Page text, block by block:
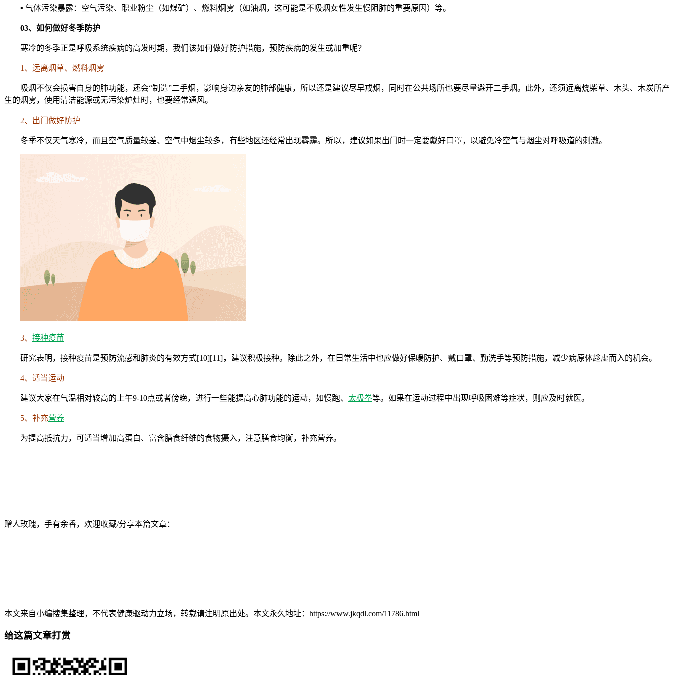
▪ 气体污染暴露：空气污染、职业粉尘（如煤矿）、燃料烟雾（如油烟，这可能是不吸烟女性发生慢阻肺的重要原因）等。
03、如何做好冬季防护
寒冷的冬季正是呼吸系统疾病的高发时期，我们该如何做好防护措施，预防疾病的发生或加重呢？
1、远离烟草、燃料烟雾
吸烟不仅会损害自身的肺功能，还会“制造”二手烟，影响身边亲友的肺部健康，所以还是建议尽早戒烟，同时在公共场所也要尽量避开二手烟。此外，还须远离烧柴草、木头、木炭所产
生的烟雾，使用清洁能源或无污染炉灶时，也要经常通风。
2、出门做好防护
冬季不仅天气寒冷，而且空气质量较差、空气中烟尘较多，有些地区还经常出现雾霾。所以，建议如果出门时一定要戴好口罩，以避免冷空气与烟尘对呼吸道的刺激。
3、 接种疫苗
研究表明，接种疫苗是预防流感和肺炎的有效方式[10][11]，建议积极接种。除此之外，在日常生活中也应做好保暖防护、戴口罩、勤洗手等预防措施，减少病原体趁虚而入的机会。
4、适当运动
建议大家在气温相对较高的上午9-10点或者傍晚，进行一些能提高心肺功能的运动，如慢跑、 太极拳等。如果在运动过程中出现呼吸困难等症状，则应及时就医。
5、补充营养
为提高抵抗力，可适当增加高蛋白、富含膳食纤维的食物摄入，注意膳食均衡，补充营养。
赠人玫瑰，手有余香，欢迎收藏/分享本篇文章：
本文来自小编搜集整理，不代表健康驱动力立场，转载请注明原出处。本文永久地址：https://www.jkqdl.com/11786.html
给这篇文章打赏